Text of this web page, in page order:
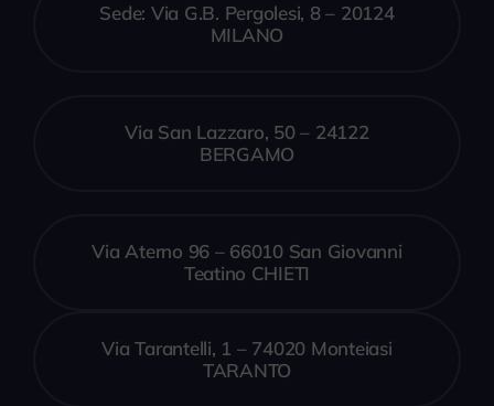
Sede: Via G.B. Pergolesi, 8 – 20124
MILANO
Via San Lazzaro, 50 – 24122
BERGAMO
Via Aterno 96 – 66010 San Giovanni
Teatino CHIETI
Via Tarantelli, 1 – 74020 Monteiasi
TARANTO